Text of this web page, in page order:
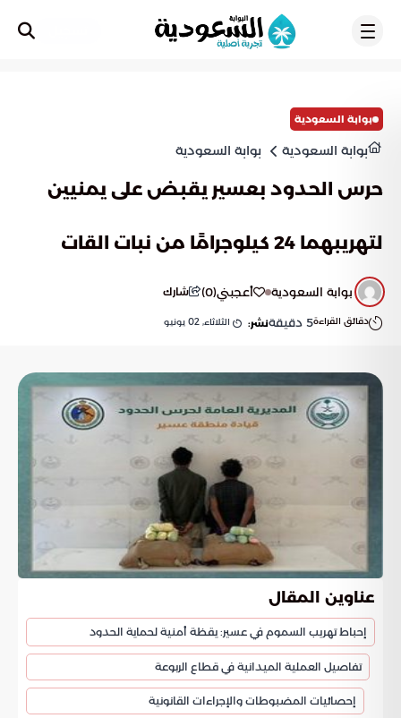
بوابة السعودية
بوابة السعودية بوابة السعودية
حرس الحدود بعسير يقبض على يمنيين
لتهريبهما 24 كيلوجرامًا من نبات القات
بوابة السعودية أعجبني(
0
) شارك
دقائق القراءة5 دقيقةنشر: الثلاثاء, 02 يونيو
عناوين المقال
إحباط تهريب السموم في عسير: يقظة أمنية لحماية الحدود
تفاصيل العملية الميدانية في قطاع الربوعة
إحصائيات المضبوطات والإجراءات القانونية